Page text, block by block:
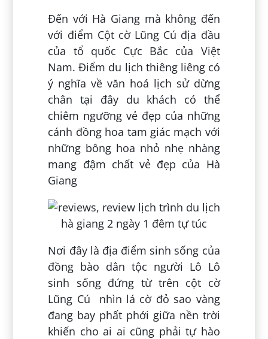
Đến với Hà Giang mà không đến
với điểm Cột cờ Lũng Cú địa đầu
của tổ quốc Cực Bắc của Việt
Nam. Điểm du lịch thiêng liêng có
ý nghĩa về văn hoá lịch sử dừng
chân tại đây du khách có thể
chiêm ngưỡng vẻ đẹp của những
cánh đồng hoa tam giác mạch với
những bông hoa nhỏ nhẹ nhàng
mang đậm chất vẻ đẹp của Hà
Giang
Nơi đây là địa điểm sinh sống của
đồng bào dân tộc người Lô Lô
sinh sống đứng từ trên cột cờ
Lũng Cú nhìn lá cờ đỏ sao vàng
đang bay phất phới giữa nền trời
khiến cho ai ai cũng phải tự hào